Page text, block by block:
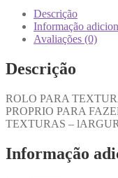
Descrição
Informação
Avaliações (0)
Descrição
ROLO PARA
PROPRIO PARA
TEXTURAS –
Informação